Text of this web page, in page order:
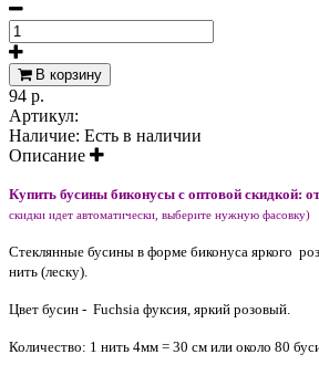
В корзину
94 р.
Артикул:
Наличие: Есть в наличии
Описание
Купить бусины биконусы с оптовой скидкой:
скидки идет автоматически, выберите нужную фасовку)
Стеклянные бусины в форме биконуса яркого
нить (леску).
Цвет бусин - Fuchsia фуксия, яркий розовый.
Количество: 1 нить 4мм = 30 см или около 80